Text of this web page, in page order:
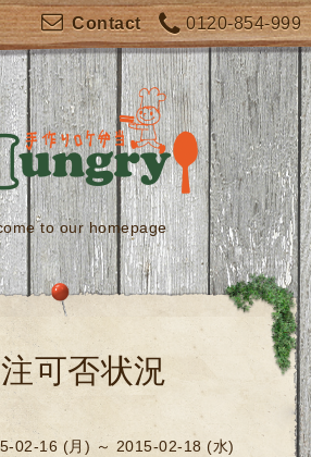
0120-854-999
Contact
to our homepage
可否状況
02-16 (月) ～ 2015-02-18 (水)